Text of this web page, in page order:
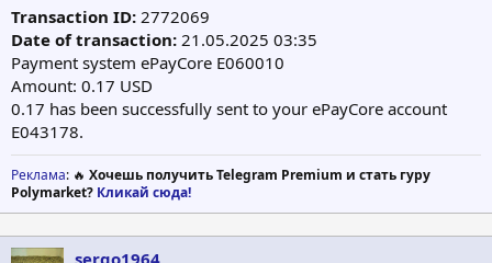
Transaction ID: 2772069
Date of transaction: 21.05.2025 03:35
Payment system ePayCore E060010
Amount: 0.17 USD
0.17 has been successfully sent to your ePayCore account
E043178.
Реклама: 🔥 Хочешь получить Telegram Premium и стать гуру
Polymarket? Кликай сюда!